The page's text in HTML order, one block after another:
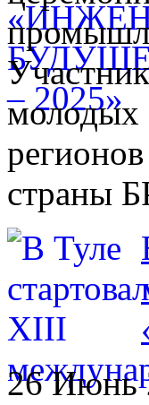
молодых
страны
26 Июнь